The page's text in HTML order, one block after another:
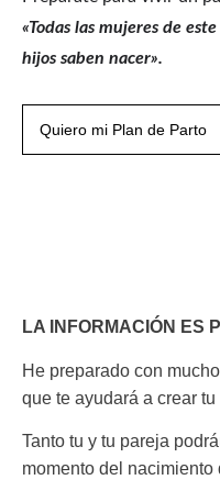
«Todas las mujeres de
hijos saben nacer».
Quiero mi Plan de Parto
LA INFORMACIÓN ES
He preparado con
que te ayudará a crear
Tanto tu y tu pareja
momento del nacimiento